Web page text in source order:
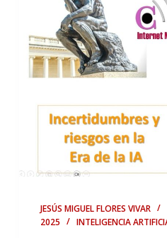
JESÚS MIGUEL FLORES VIVAR
2025
INTELIGENCIA